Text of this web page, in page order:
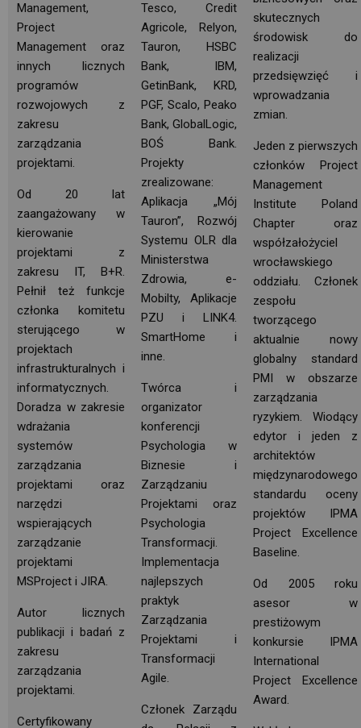
Management,
Project
Management oraz
innych licznych
programów
rozwojowych z
zakresu
zarządzania
projektami.
Od 20 lat
zaangażowany w
kierowanie
projektami z
zakresu IT, B+R.
Pełnił też funkcje
członka komitetu
sterującego w
projektach
infrastrukturalnych i
informatycznych.
Doradza w zakresie
wdrażania
systemów
zarządzania
projektami oraz
narzędzi
wspierających
zarządzanie
projektami
MSProject i JIRA.
Autor licznych
publikacji i badań z
zakresu
zarządzania
projektami.
Certyfikowany
Tesco, Credit
Agricole, Relyon,
Tauron, HSBC
Bank, IBM,
GetinBank, KRD,
PGF, Scalo, Peako
Bank, GlobalLogic,
BOŚ Bank.
Projekty
zrealizowane:
Aplikacja „Mój
Tauron”, Rozwój
Systemu OLR dla
Ministerstwa
Zdrowia, e-
Mobilty, Aplikacje
PZU i LINK4.
SmartHome i
inne.
Twórca i
organizator
konferencji
Psychologia w
Biznesie i
Zarządzaniu
Projektami oraz
Psychologia
Transformacji.
Implementacja
najlepszych
praktyk
Zarządzania
Projektami i
Transformacji
Agile.
Członek Zarządu
skutecznych
środowisk do
realizacji
przedsięwzięć i
wprowadzania
zmian.
Jeden z pierwszych
członków Project
Management
Institute Poland
Chapter oraz
współzałożyciel
wrocławskiego
oddziału. Członek
zespołu
tworzącego
aktualnie nowy
globalny standard
PMI w obszarze
zarządzania
ryzykiem. Wiodący
edytor i jeden z
architektów
międzynarodowego
standardu oceny
projektów IPMA
Project Excellence
Baseline.
Od 2005 roku
asesor w
prestiżowym
konkursie IPMA
International
Project Excellence
Award.